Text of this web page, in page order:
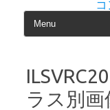
ラス別画